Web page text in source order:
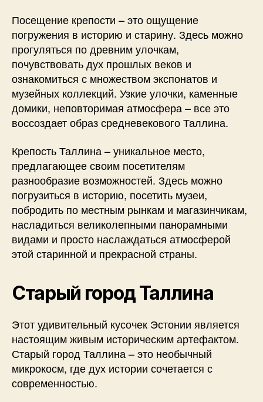
Посещение крепости – это ощущение
погружения в историю и старину. Здесь можно
прогуляться по древним улочкам,
почувствовать дух прошлых веков и
ознакомиться с множеством экспонатов и
музейных коллекций. Узкие улочки, каменные
домики, неповторимая атмосфера – все это
воссоздает образ средневекового Таллина.
Крепость Таллина – уникальное место,
предлагающее своим посетителям
разнообразие возможностей. Здесь можно
погрузиться в историю, посетить музеи,
побродить по местным рынкам и магазинчикам,
насладиться великолепными панорамными
видами и просто наслаждаться атмосферой
этой старинной и прекрасной страны.
Старый город Таллина
Этот удивительный кусочек Эстонии является
настоящим живым историческим артефактом.
Старый город Таллина – это необычный
микрокосм, где дух истории сочетается с
современностью.